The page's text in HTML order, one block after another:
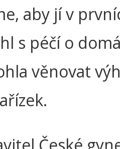
aby jí v
s péčí o
věnovat